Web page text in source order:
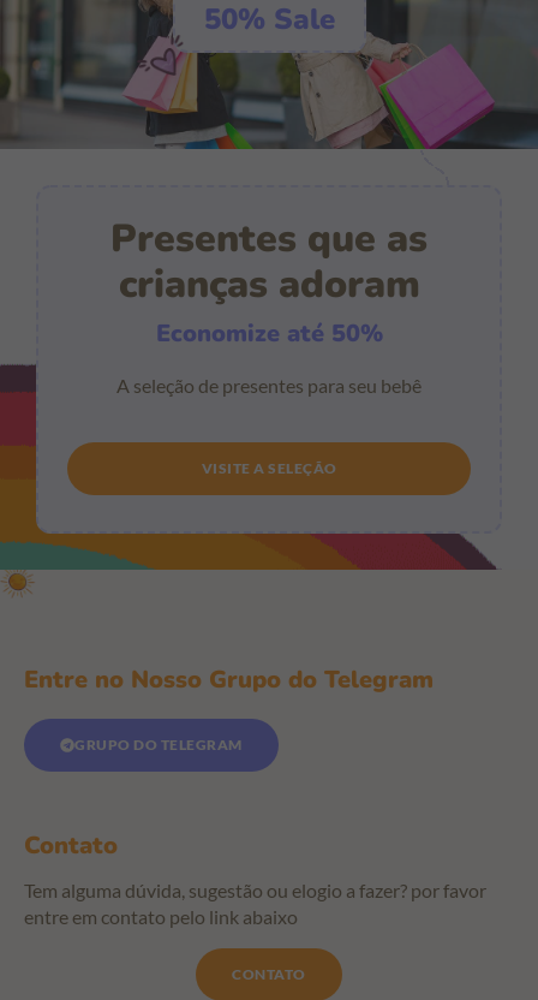
50% Sale
Presentes que as
crianças adoram
Economize até 50%
A seleção de presentes para seu bebê
VISITE A SELEÇÃO
Entre no Nosso Grupo do Telegram
GRUPO DO TELEGRAM
Contato
Tem alguma dúvida, sugestão ou elogio a fazer? por favor
entre em contato pelo link abaixo
CONTATO